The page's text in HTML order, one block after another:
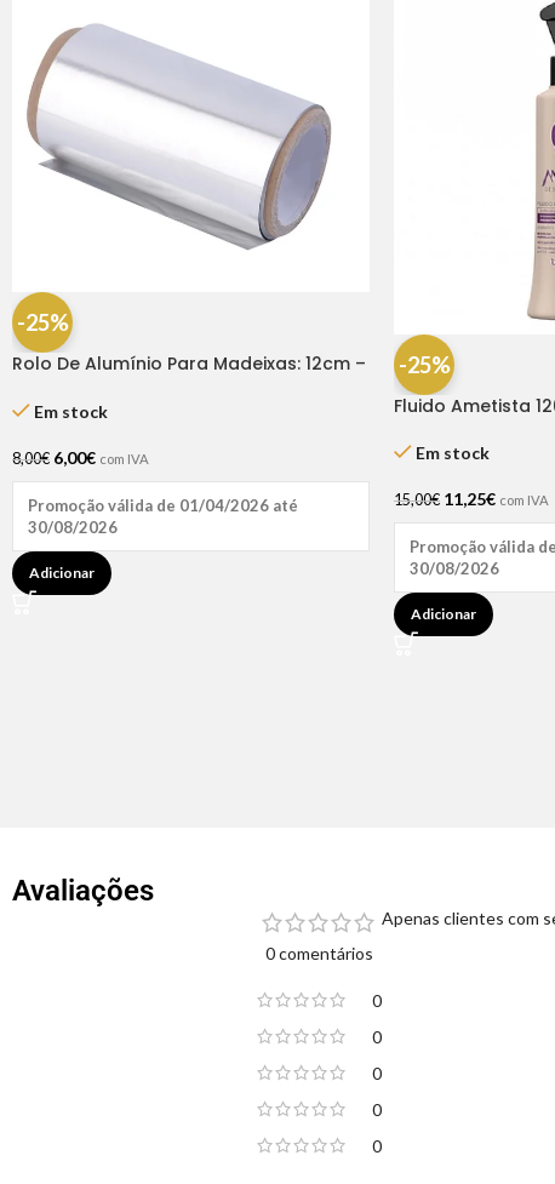
-25%
Rolo De Alumínio Para Madeixas: 12cm –
Em stock
8,00€ 6,00€ com IVA
Promoção válida de 01/04/2026 até
30/08/2026
Adicionar
-25%
Fluido Ametista
Em stock
15,00€ 11,25€ com IVA
Promoção válida
30/08/2026
Adicionar
Avaliações
0 comentários
0
0
0
0
0
Apenas clientes com